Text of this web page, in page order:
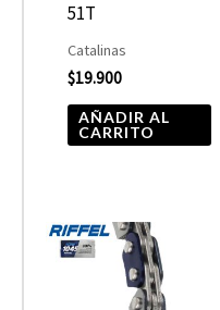
51T
Catalinas
$19.900
AÑADIR AL
CARRITO